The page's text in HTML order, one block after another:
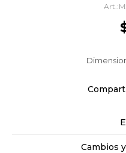
Cambios